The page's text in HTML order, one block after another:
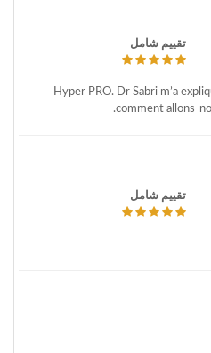
تقييم شامل
Hyper PRO. Dr Sabri m’a
comment allons-
تقييم شامل